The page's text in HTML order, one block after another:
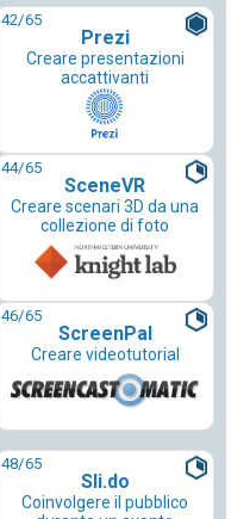
42/65
Prezi
Creare presentazioni
accattivanti
44/65
SceneVR
Creare scenari 3D da una
collezione di foto
46/65
ScreenPal
Creare videotutorial
48/65
Sli.do
Coinvolgere il pubblico